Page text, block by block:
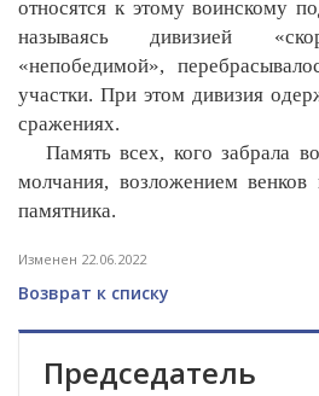
относятся к этому воинскому
называясь дивизией
«непобедимой»,
участки. При этом дивизия
сражениях.
Память всех, кого забрала
молчания, возложением
памятника.
Изменен 22.06.2022
Возврат к списку
Председатель